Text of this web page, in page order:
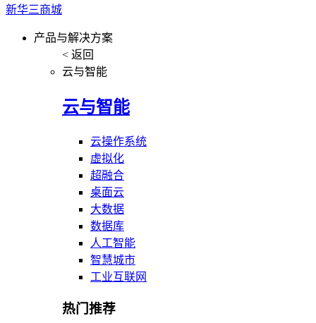
新华三商城
产品与解决方案
< 返回
云与智能
云与智能
云操作系统
虚拟化
超融合
桌面云
大数据
数据库
人工智能
智慧城市
工业互联网
热门推荐